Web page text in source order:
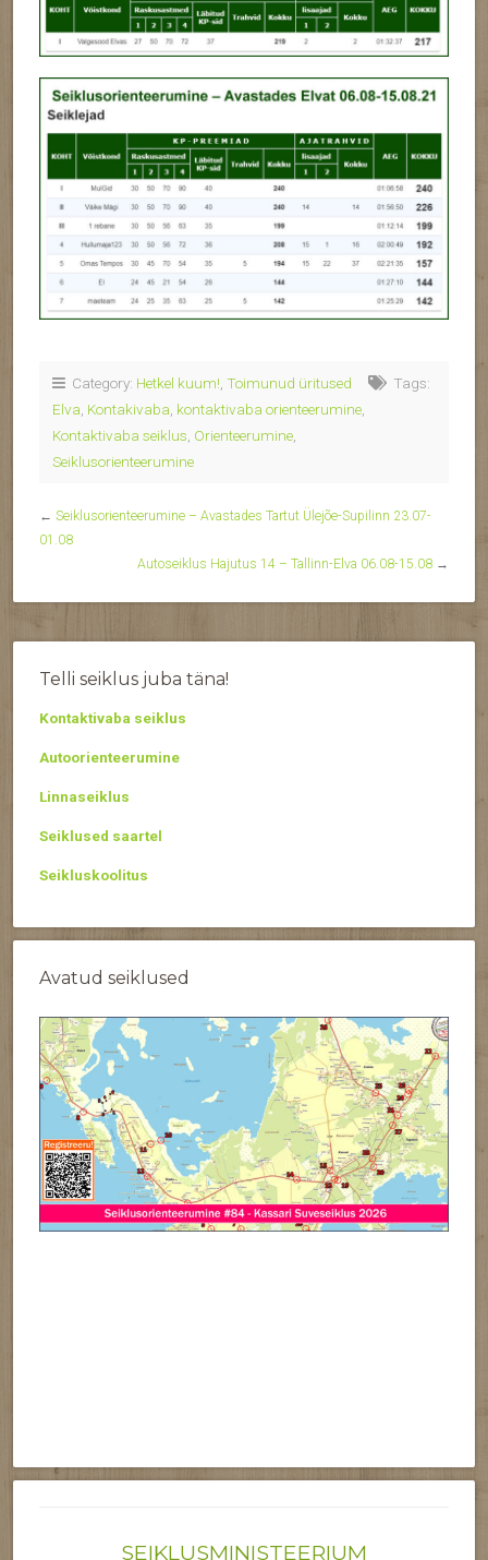
Category: Hetkel kuum!, Toimunud üritused
Tags:
Elva, Kontakivaba, kontaktivaba orienteerumine,
Kontaktivaba seiklus, Orienteerumine,
Seiklusorienteerumine
← Seiklusorienteerumine – Avastades Tartut Ülejõe-Supilinn 23.07-
01.08
Autoseiklus Hajutus 14 – Tallinn-Elva 06.08-15.08 →
Telli seiklus juba täna!
Kontaktivaba seiklus
Autoorienteerumine
Linnaseiklus
Seiklused saartel
Seikluskoolitus
Avatud seiklused
SEIKLUSMINISTEERIUM